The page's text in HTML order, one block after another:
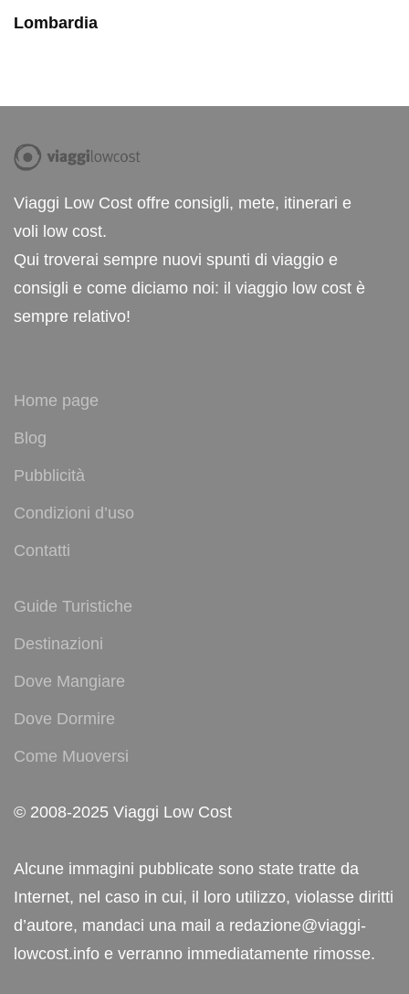
Lombardia
Viaggi Low Cost offre consigli, mete, itinerari e
voli low cost.
Qui troverai sempre nuovi spunti di viaggio e
consigli e come diciamo noi: il viaggio low cost è
sempre relativo!
Home page
Blog
Pubblicità
Condizioni d’uso
Contatti
Guide Turistiche
Destinazioni
Dove Mangiare
Dove Dormire
Come Muoversi
© 2008-2025 Viaggi Low Cost
Alcune immagini pubblicate sono state tratte da
Internet, nel caso in cui, il loro utilizzo, violasse diritti
d’autore, mandaci una mail a redazione@viaggi-
lowcost.info e verranno immediatamente rimosse.